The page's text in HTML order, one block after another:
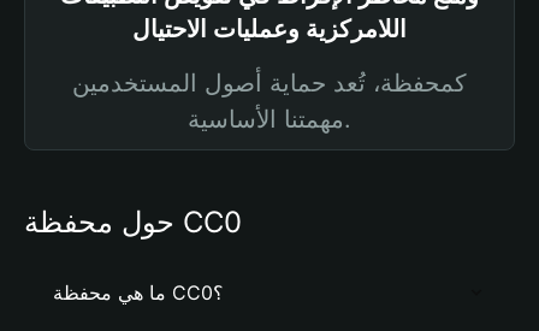
اللامركزية وعمليات الاحتيال
كمحفظة، تُعد حماية أصول المستخدمين
مهمتنا الأساسية.
حول محفظة CC0
ما هي محفظة CC0؟